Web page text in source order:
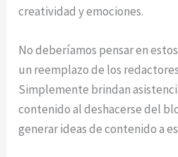
creatividad y emociones.
No deberíamos pensar en
un reemplazo de los
Simplemente brindan
contenido al deshacerse del
generar ideas de contenido a